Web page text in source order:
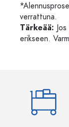
verrattuna.
Tärkeää:
erikseen.